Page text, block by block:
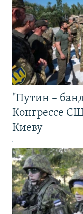
"Путин –
Конгрессе
Киеву